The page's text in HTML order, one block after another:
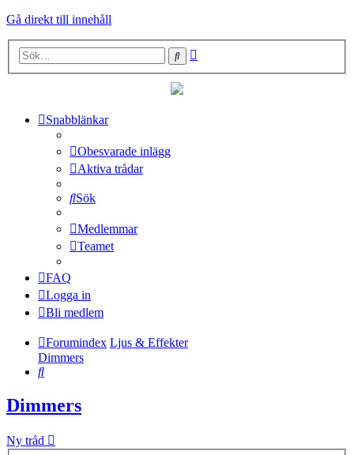
Gå direkt till innehåll
Sök
Snabblänkar
Obesvarade inlägg
Aktiva trådar
Sök
Medlemmar
Teamet
FAQ
Logga in
Bli medlem
Forumindex Ljus & Effekter
Dimmers
Sök
Dimmers
Ny tråd